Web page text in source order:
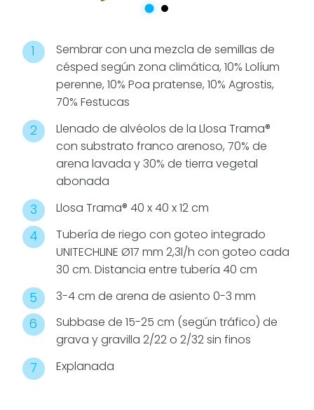
parrilla de
riego con
líneas cada
garantizando
un riego
eficiente y
uniforme.
Sembrar con una mezcla de semillas de
césped según zona climática, 10% Lolíum
perenne, 10% Poa pratense, 10% Agrostis,
70% Festucas
Llenado de alvéolos de la Llosa Trama®
con substrato franco arenoso, 70% de
arena lavada y 30% de tierra vegetal
abonada
Llosa Trama® 40 x 40 x 12 cm
Tubería de riego con goteo integrado
UNITECHLINE Ø17 mm 2,3l/h con goteo cada
30 cm. Distancia entre tubería 40 cm
3-4 cm de arena de asiento 0-3 mm
Subbase de 15-25 cm (según tráfico) de
grava y gravilla 2/22 o 2/32 sin finos
Explanada